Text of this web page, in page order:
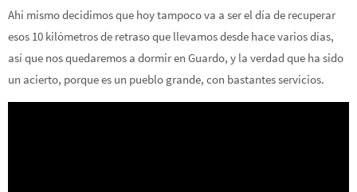
Ahí mismo decidimos que hoy tampoco va a ser el día de recuperar
esos 10 kilómetros de retraso que llevamos desde hace varios días,
así que nos quedaremos a dormir en Guardo, y la verdad que ha sido
un acierto, porque es un pueblo grande, con bastantes servicios.